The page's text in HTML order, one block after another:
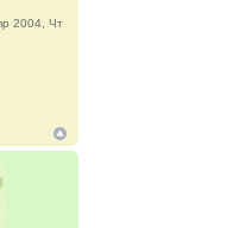
2004, Чт